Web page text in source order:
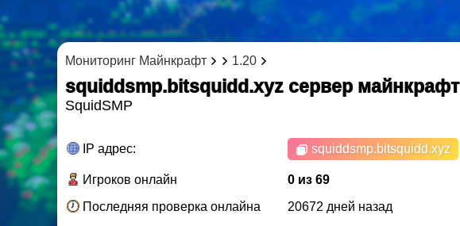
Мониторинг Майнкрафт 1.20
squiddsmp.bitsquidd.xyz cервер майнкрафт
SquidSMP
IP адрес: squiddsmp.bitsquidd.xyz
Игроков онлайн
0 из 69
Последняя проверка онлайна
20672 дней назад